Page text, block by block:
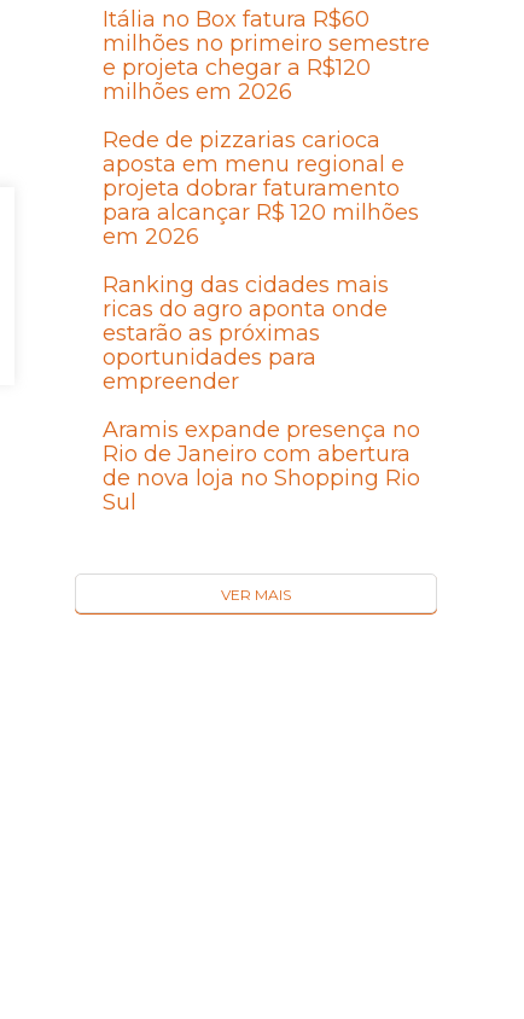
Itália no Box fatura R$60
milhões no primeiro semestre
e projeta chegar a R$120
milhões em 2026
Rede de pizzarias carioca
aposta em menu regional e
projeta dobrar faturamento
para alcançar R$ 120 milhões
em 2026
Ranking das cidades mais
ricas do agro aponta onde
estarão as próximas
oportunidades para
empreender
Aramis expande presença no
Rio de Janeiro com abertura
de nova loja no Shopping Rio
Sul
VER MAIS